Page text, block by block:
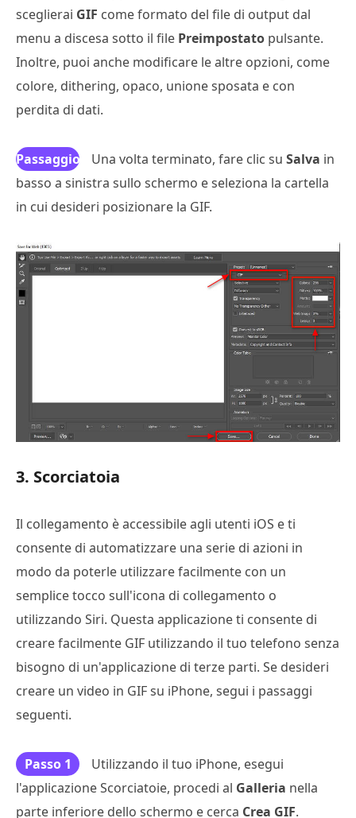
sceglierai GIF come formato del file di output dal
menu a discesa sotto il file Preimpostato pulsante.
Inoltre, puoi anche modificare le altre opzioni, come
colore, dithering, opaco, unione sposata e con
perdita di dati.
Passaggio
4
Una volta terminato, fare clic su Salva in
basso a sinistra sullo schermo e seleziona la cartella
in cui desideri posizionare la GIF.
3. Scorciatoia
Il collegamento è accessibile agli utenti iOS e ti
consente di automatizzare una serie di azioni in
modo da poterle utilizzare facilmente con un
semplice tocco sull'icona di collegamento o
utilizzando Siri. Questa applicazione ti consente di
creare facilmente GIF utilizzando il tuo telefono senza
bisogno di un'applicazione di terze parti. Se desideri
creare un video in GIF su iPhone, segui i passaggi
seguenti.
Passo 1
Utilizzando il tuo iPhone, esegui
l'applicazione Scorciatoie, procedi al Galleria nella
parte inferiore dello schermo e cerca Crea GIF.